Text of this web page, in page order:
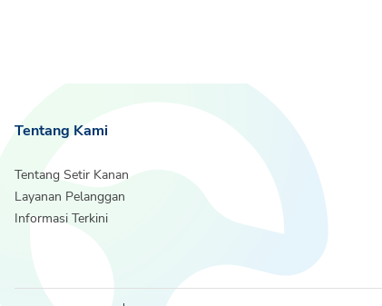
Tentang Kami
Tentang Setir Kanan
Layanan Pelanggan
Informasi Terkini